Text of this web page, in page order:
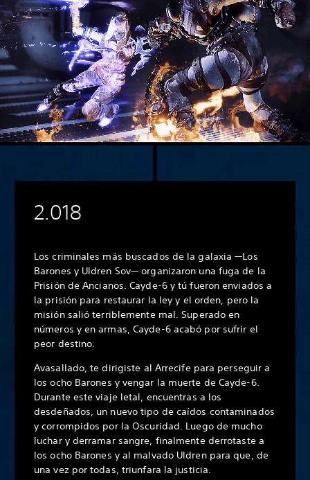
2.018
Los criminales más buscados de la galaxia —Los
Barones y Uldren Sov— organizaron una fuga de la
Prisión de Ancianos. Cayde-6 y tú fueron enviados a
la prisión para restaurar la ley y el orden, pero la
misión salió terriblemente mal. Superado en
números y en armas, Cayde-6 acabó por sufrir el
peor destino.
Avasallado, te dirigiste al Arrecife para perseguir a
los ocho Barones y vengar la muerte de Cayde-6.
Durante este viaje letal, encuentras a los
desdeñados, un nuevo tipo de caídos contaminados
y corrompidos por la Oscuridad. Luego de mucho
luchar y derramar sangre, finalmente derrotaste a
los ocho Barones y al malvado Uldren para que, de
una vez por todas, triunfara la justicia.